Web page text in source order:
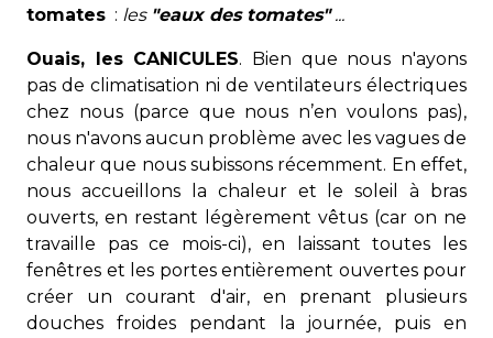
tomates : les "eaux des tomates"...
Ouais, les CANICULES. Bien que nous n'ayons
pas de climatisation ni de ventilateurs électriques
chez nous (parce que nous n’en voulons pas),
nous n'avons aucun problème avec les vagues de
chaleur que nous subissons récemment. En effet,
nous accueillons la chaleur et le soleil à bras
ouverts, en restant légèrement vêtus (car on ne
travaille pas ce mois-ci), en laissant toutes les
fenêtres et les portes entièrement ouvertes pour
créer un courant d'air, en prenant plusieurs
douches froides pendant la journée, puis en